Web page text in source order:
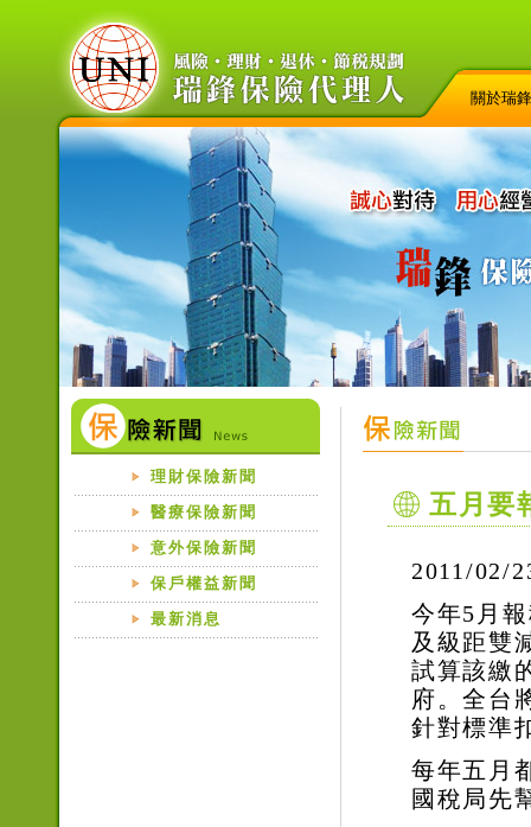
關於瑞鋒
理財保險新聞
醫療保險新聞
意外保險新聞
保戶權益新聞
最新消息
五月要
2011/02/
今年5月
及級距雙
試算該繳
府。全台
針對標準
每年五月
國稅局先